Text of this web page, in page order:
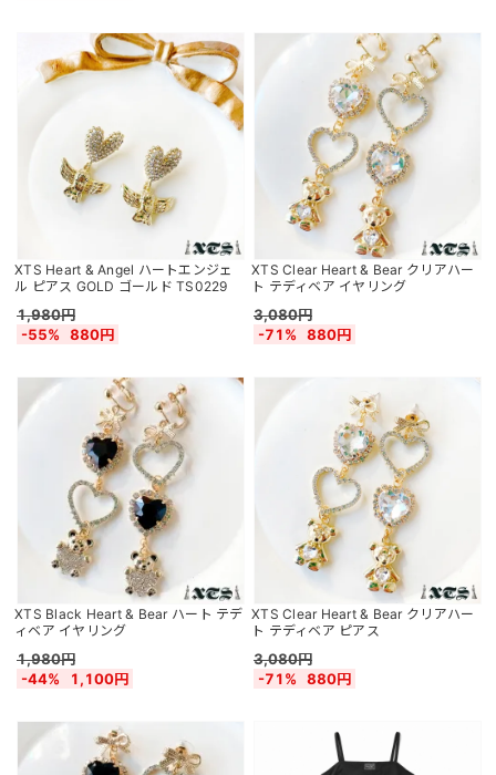
XTS Heart & Angel ハートエンジェ
ル ピアス GOLD ゴールド TS0229
1,980円
-55%
880円
XTS Clear Heart & Bear クリアハー
ト テディベア イヤリング
3,080円
-71%
880円
XTS Black Heart & Bear ハート テデ
ィベア イヤリング
1,980円
-44%
1,100円
XTS Clear Heart & Bear クリアハー
ト テディベア ピアス
3,080円
-71%
880円